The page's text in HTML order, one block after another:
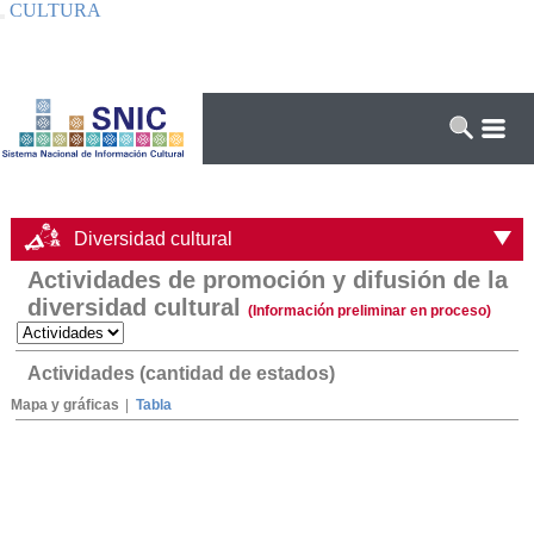
CULTURA
Diversidad cultural
Actividades de promoción y difusión de la
diversidad cultural
(Información preliminar en proceso)
Actividades (cantidad de estados)
Mapa y gráficas Tabla